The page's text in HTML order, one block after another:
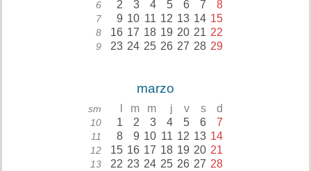
6 2 3 4 5 6 7 8
7 9 10 11 12 13 14 15
8 16 17 18 19 20 21 22
9 23 24 25 26 27 28 29
marzo
sm m m j v s d
10 1 2 3 4 5 6 7
11 8 9 10 11 12 13 14
12 15 16 17 18 19 20 21
13 22 23 24 25 26 27 28